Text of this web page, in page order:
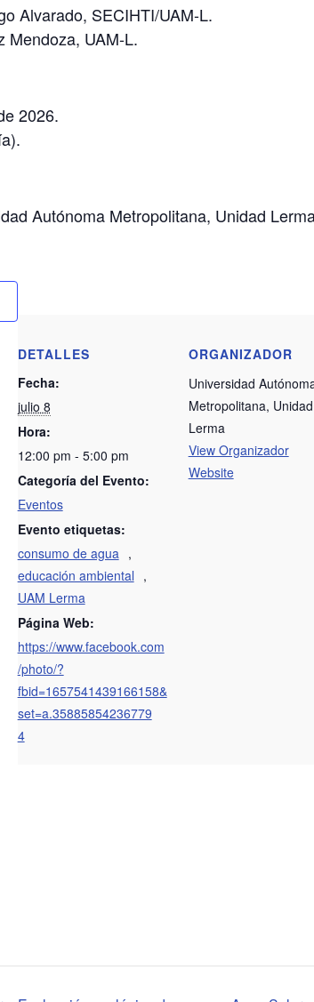
Alvarado, SECIHTI/UAM-L.
Mendoza, UAM-L.
2026.
Autónoma Metropolitana, Unidad
DETALLES
Fecha:
julio 8
Hora:
12:00 pm - 5:00 pm
Categoría del Evento:
Eventos
Evento etiquetas:
consumo de agua ,
educación ambiental ,
UAM Lerma
Página Web:
https://www.facebook.com
/photo/?
fbid=1657541439166158&
set=a.35885854236779
4
ORGANIZADOR
Universidad
Metropolitana, Unidad
Lerma
View Organizador
Website